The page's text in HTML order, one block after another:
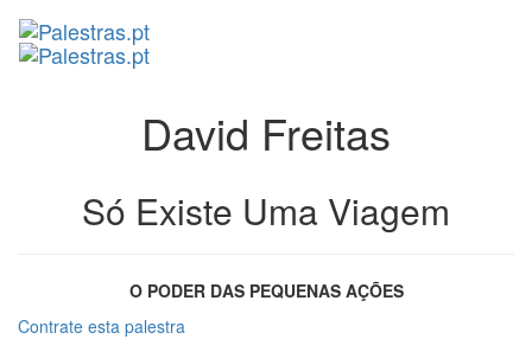
David Freitas
Só Existe Uma Viagem
O PODER DAS PEQUENAS AÇÕES
Contrate esta palestra